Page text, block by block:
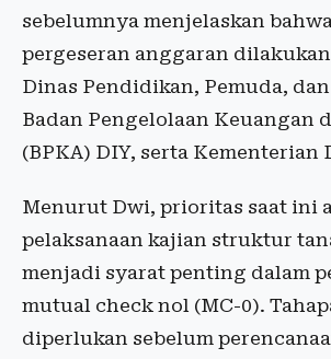
sebelumnya menjelaskan
pergeseran anggaran
Dinas Pendidikan, Pemuda,
Badan Pengelolaan Keuangan
(BPKA) DIY, serta Kementerian
Menurut Dwi, prioritas saat ini
pelaksanaan kajian struktur
menjadi syarat penting dalam
mutual check nol (MC-0).
diperlukan sebelum